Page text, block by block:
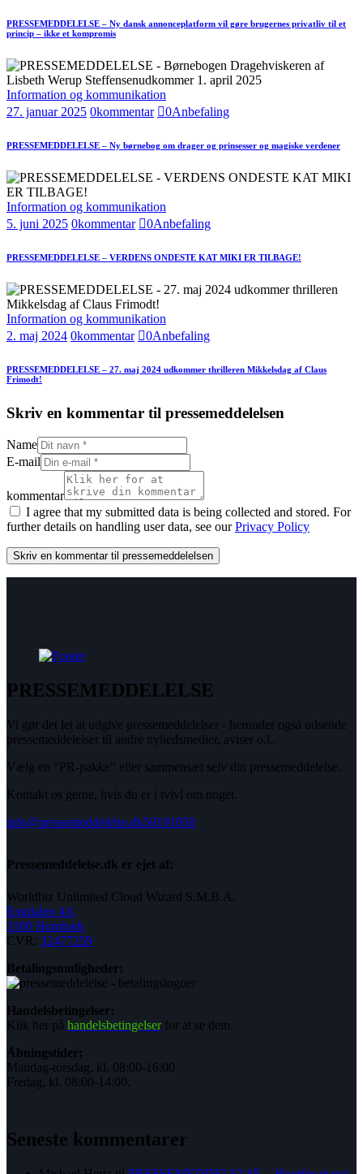
PRESSEMEDDELELSE – Ny dansk annonceplatform vil gøre brugernes privatliv til et
princip – ikke et kompromis
Information og kommunikation
27. januar 2025 0kommentar 0Anbefaling
PRESSEMEDDELELSE – Ny børnebog om drager og prinsesser og magiske verdener
Information og kommunikation
5. juni 2025 0kommentar 0Anbefaling
PRESSEMEDDELELSE – VERDENS ONDESTE KAT MIKI ER TILBAGE!
Information og kommunikation
2. maj 2024 0kommentar 0Anbefaling
PRESSEMEDDELELSE – 27. maj 2024 udkommer thrilleren Mikkelsdag af Claus
Frimodt!
Skriv en kommentar til pressemeddelelsen
Name
E-mail
kommentar
I agree that my submitted data is being collected and stored. For
further details on handling user data, see ourPrivacy Policy
PRESSEMEDDELELSE
Vi gør det let at udgive pressemeddelelser - herunder også udsende
pressemeddelelser til andre nyhedsmedier, aviser o.l..
Vælg en "PR-pakke" eller sammensæt selv din pressemeddelelse.
Kontakt os gerne, hvis du er i tvivl om noget.
info@pressemeddelelse.dk50191050
Pressemeddelelse.dk er ejet af:
Worldbiz Unlimited Cloud Wizard S.M.B.A.
Engdalen 4A
3100 Hornbæk
CVR: 32477259
Betalingsmuligheder:
Handelsbetingelser:
Klik her på handelsbetingelserfor at se dem.
Åbningstider:
Mandag-torsdag, kl. 08:00-16:00
Fredag, kl. 08:00-14:00.
Seneste kommentarer